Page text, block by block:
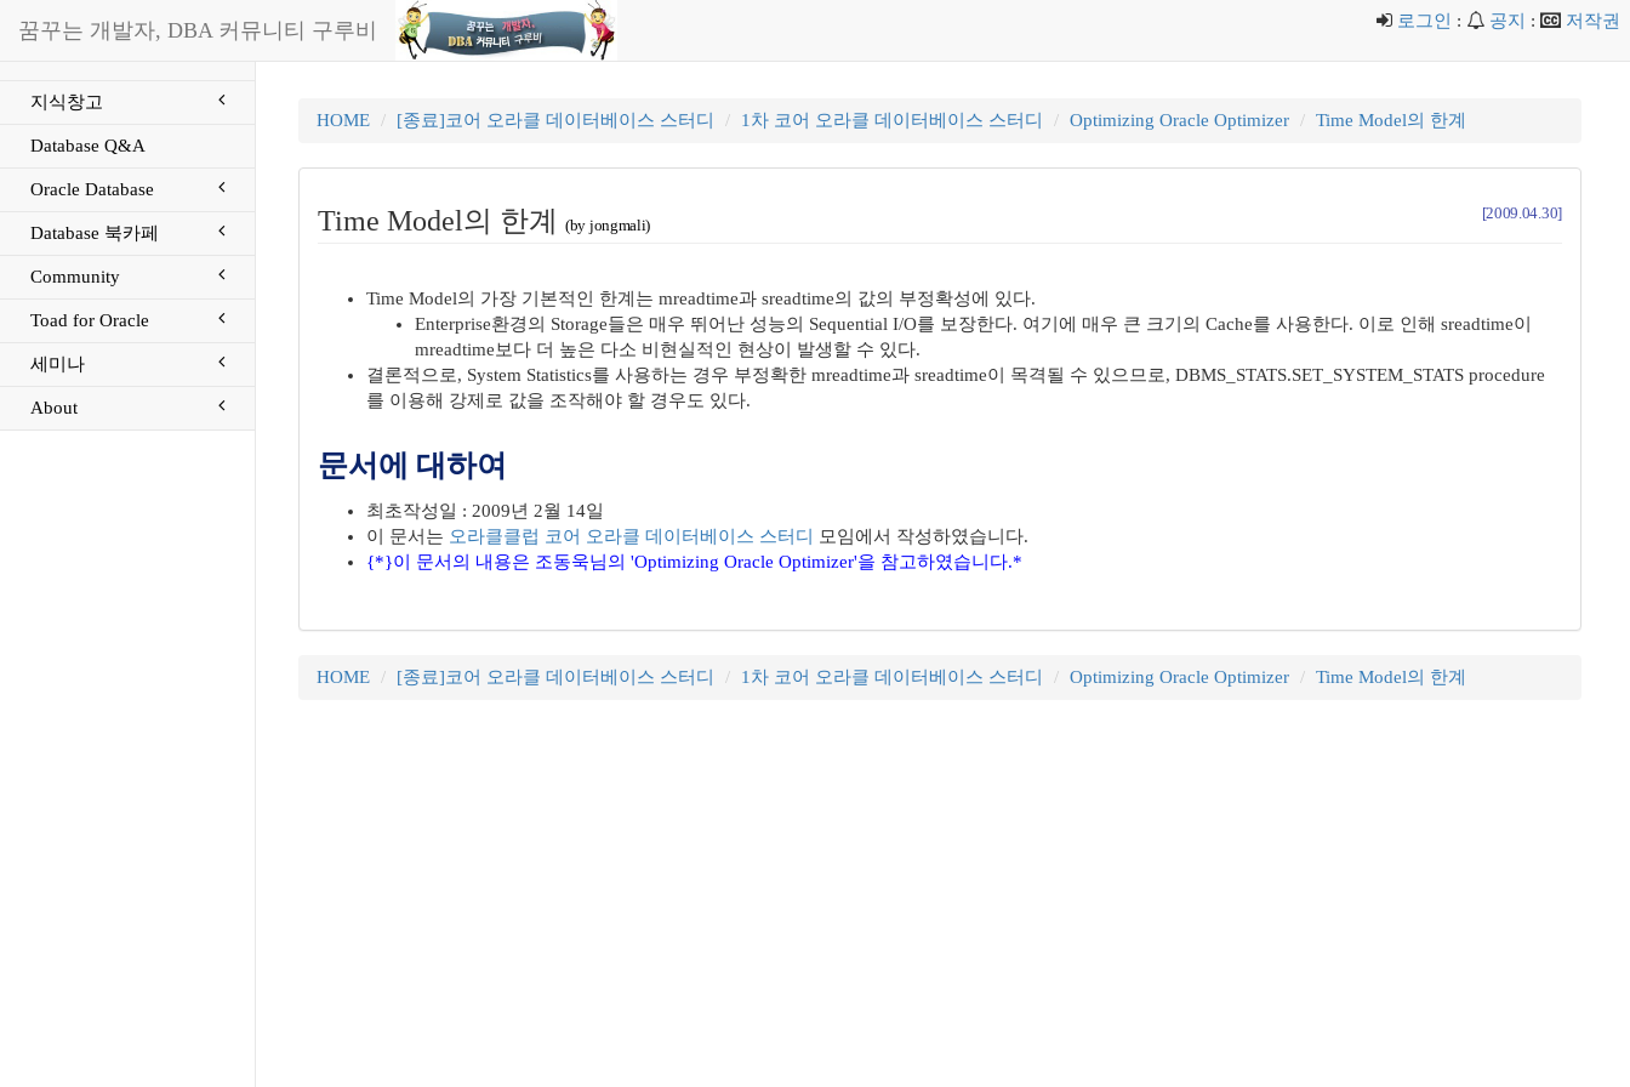
꿈꾸는 개발자, DBA 커뮤니티 구루비 로그인 : 공지 : 저작권
지식창고
Database Q&A
Oracle Database
Database 북카페
Community
Toad for Oracle
세미나
About
HOME [종료]코어 오라클 데이터베이스 스터디 1차 코어 오라클 데이터베이스 스터디 Optimizing Oracle Optimizer Time Model의 한계
Time Model의 한계 (by jongmali)
[2009.04.30]
Time Model의 가장 기본적인 한계는 mreadtime과 sreadtime의 값의 부정확성에 있다.
Enterprise환경의 Storage들은 매우 뛰어난 성능의 Sequential I/O를 보장한다. 여기에 매우 큰 크기의 Cache를 사용한다. 이로 인해 sreadtime이
mreadtime보다 더 높은 다소 비현실적인 현상이 발생할 수 있다.
결론적으로, System Statistics를 사용하는 경우 부정확한 mreadtime과 sreadtime이 목격될 수 있으므로, DBMS_STATS.SET_SYSTEM_STATS procedure
를 이용해 강제로 값을 조작해야 할 경우도 있다.
문서에 대하여
최초작성일 : 2009년 2월 14일
이 문서는 오라클클럽 코어 오라클 데이터베이스 스터디
모임에서 작성하였습니다.
{*}이 문서의 내용은 조동욱님의 'Optimizing Oracle Optimizer'을 참고하였습니다.*
HOME [종료]코어 오라클 데이터베이스 스터디 1차 코어 오라클 데이터베이스 스터디 Optimizing Oracle Optimizer Time Model의 한계